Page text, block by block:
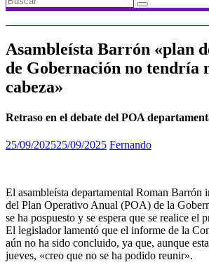
Asambleísta Barrón «plan
de Gobernación no tendría
cabeza»
Retraso en el debate del POA
25/09/202525/09/2025 Fernando
El asambleísta departamental Roman Barrón
del Plan Operativo Anual (POA) de la
se ha pospuesto y se espera que se realice el
El legislador lamentó que el informe de la
aún no ha sido concluido, ya que, aunque
jueves, «creo que no se ha podido reunir».